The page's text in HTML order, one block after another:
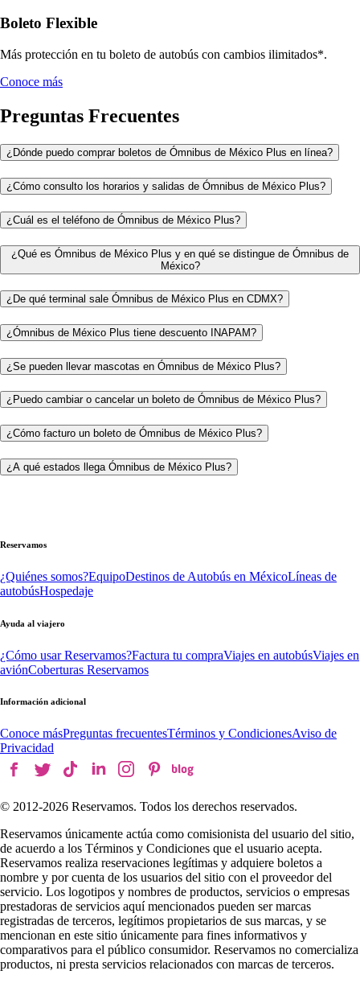
Boleto Flexible
Más protección en tu boleto de autobús con cambios ilimitados*.
Conoce más
Preguntas Frecuentes
¿Dónde puedo comprar boletos de Ómnibus de México Plus en línea?
¿Cómo consulto los horarios y salidas de Ómnibus de México Plus?
¿Cuál es el teléfono de Ómnibus de México Plus?
¿Qué es Ómnibus de México Plus y en qué se distingue de Ómnibus de
México?
¿De qué terminal sale Ómnibus de México Plus en CDMX?
¿Ómnibus de México Plus tiene descuento INAPAM?
¿Se pueden llevar mascotas en Ómnibus de México Plus?
¿Puedo cambiar o cancelar un boleto de Ómnibus de México Plus?
¿Cómo facturo un boleto de Ómnibus de México Plus?
¿A qué estados llega Ómnibus de México Plus?
Reservamos
¿Quiénes somos?EquipoDestinos de Autobús en MéxicoLíneas de
autobúsHospedaje
Ayuda al viajero
¿Cómo usar Reservamos?Factura tu compraViajes en autobúsViajes en
aviónCoberturas Reservamos
Información adicional
Conoce másPreguntas frecuentesTérminos y CondicionesAviso de
Privacidad
© 2012-2026 Reservamos. Todos los derechos reservados.
Reservamos únicamente actúa como comisionista del usuario del sitio,
de acuerdo a los Términos y Condiciones que el usuario acepta.
Reservamos realiza reservaciones legítimas y adquiere boletos a
nombre y por cuenta de los usuarios del sitio con el proveedor del
servicio. Los logotipos y nombres de productos, servicios o empresas
prestadoras de servicios aquí mencionados pueden ser marcas
registradas de terceros, legítimos propietarios de sus marcas, y se
mencionan en este sitio únicamente para fines informativos y
comparativos para el público consumidor. Reservamos no comercializa
productos, ni presta servicios relacionados con marcas de terceros.